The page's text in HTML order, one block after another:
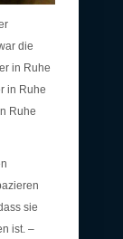
die
in Ruhe
in Ruhe
Ruhe
sie
ist. –